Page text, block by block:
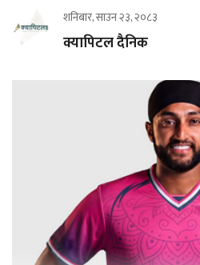
शनिबार, साउन २३, २०८३
क्यापिटल दैनिक